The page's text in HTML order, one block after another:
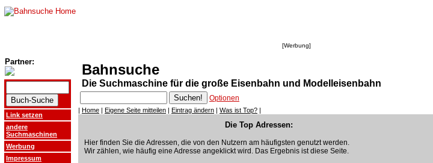
[Werbung]
Partner:
Link setzen
andere
Suchmaschinen
Werbung
Impressum
Bahnsuche
Die Suchmaschine für die große Eisenbahn und Modelleisenbahn
Optionen
| Home | Eigene Seite mitteilen | Eintrag ändern | Was ist Top? |
Die Top Adressen:
Hier finden Sie die Adressen, die von den Nutzern am häufigsten genutzt werden.
Wir zählen, wie häufig eine Adresse angeklickt wird. Das Ergebnis ist diese Seite.